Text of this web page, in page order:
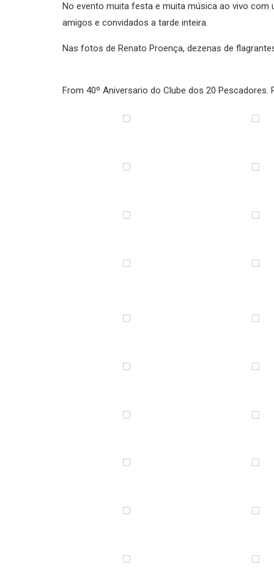
No evento muita festa e muita música ao vivo com
amigos e convidados a tarde inteira.
Nas fotos de Renato Proença, dezenas de
From 40º Aniversario do Clube dos 20 Pescadores.